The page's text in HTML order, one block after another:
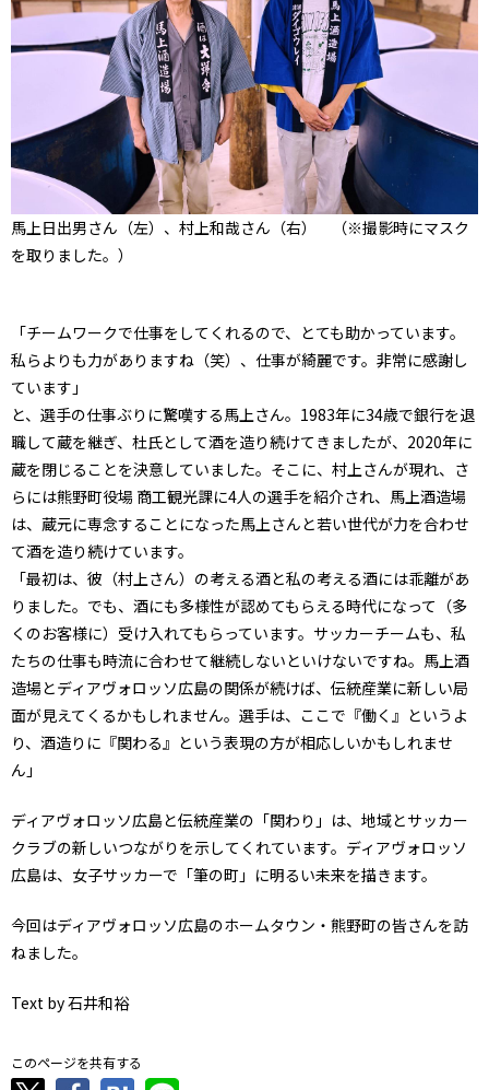
馬上日出男さん（左）、村上和哉さん（右） （※撮影時にマスク
を取りました。）
「チームワークで仕事をしてくれるので、とても助かっています。
私らよりも力がありますね（笑）、仕事が綺麗です。非常に感謝し
ています」
と、選手の仕事ぶりに驚嘆する馬上さん。1983年に34歳で銀行を退
職して蔵を継ぎ、杜氏として酒を造り続けてきましたが、2020年に
蔵を閉じることを決意していました。そこに、村上さんが現れ、さ
らには熊野町役場 商工観光課に4人の選手を紹介され、馬上酒造場
は、蔵元に専念することになった馬上さんと若い世代が力を合わせ
て酒を造り続けています。
「最初は、彼（村上さん）の考える酒と私の考える酒には乖離があ
りました。でも、酒にも多様性が認めてもらえる時代になって（多
くのお客様に）受け入れてもらっています。サッカーチームも、私
たちの仕事も時流に合わせて継続しないといけないですね。馬上酒
造場とディアヴォロッソ広島の関係が続けば、伝統産業に新しい局
面が見えてくるかもしれません。選手は、ここで『働く』というよ
り、酒造りに『関わる』という表現の方が相応しいかもしれませ
ん」
ディアヴォロッソ広島と伝統産業の「関わり」は、地域とサッカー
クラブの新しいつながりを示してくれています。ディアヴォロッソ
広島は、女子サッカーで「筆の町」に明るい未来を描きます。
今回はディアヴォロッソ広島のホームタウン・熊野町の皆さんを訪
ねました。
Text by 石井和裕
このページを共有する